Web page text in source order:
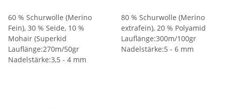
60 % Schurwolle (Merino
Fein), 30 % Seide, 10 %
Mohair (Superkid
Lauflänge:270m/50gr
Nadelstärke:3,5 - 4 mm
80 % Schurwolle (Merino
extrafein), 20 % Polyamid
Lauflänge:300m/100gr
Nadelstärke:5 - 6 mm